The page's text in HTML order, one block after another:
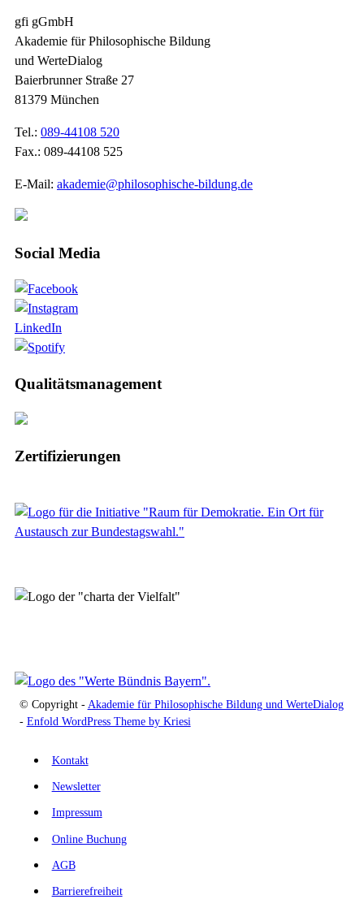
gfi gGmbH
Akademie für Philosophische Bildung
und WerteDialog
Baierbrunner Straße 27
81379 München
Tel.: 089-44108 520
Fax.: 089-44108 525
E-Mail: akademie@philosophische-bildung.de
Social Media
LinkedIn
Qualitätsmanagement
Zertifizierungen
© Copyright - Akademie für Philosophische Bildung und WerteDialog
- Enfold WordPress Theme by Kriesi
Kontakt
Newsletter
Impressum
Online Buchung
AGB
Barrierefreiheit